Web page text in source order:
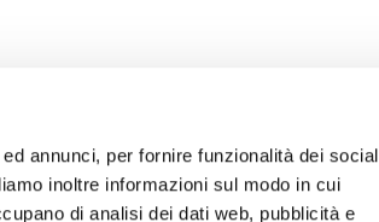
annunci, per fornire funzionalità dei social
inoltre informazioni sul modo in cui
di analisi dei dati web, pubblicità e